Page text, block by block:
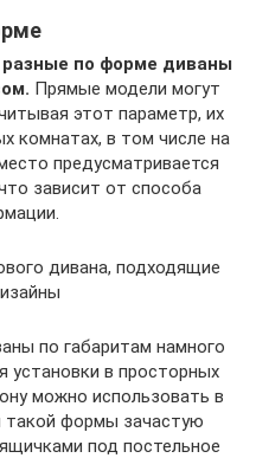
по форме диваны
Прямые модели могут
этот параметр, их
комнатах, в том числе на
предусматривается
зависит от способа
дивана, подходящие
по габаритам намного
установки в просторных
можно использовать в
такой формы зачастую
под постельное